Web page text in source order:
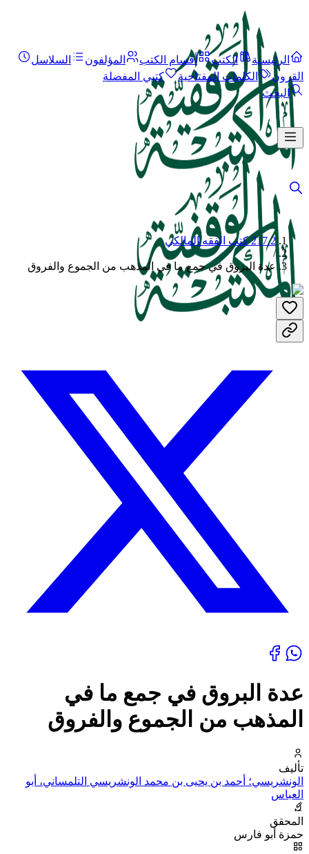
الرئيسية الكتب أقسام الكتب المؤلفون
السلاسل
القرون
الكلمات المفتاحية
كتبي المفضلة
البحث
217.2 كتب الفقه المالكي
/
عدة البروق في جمع ما في المذهب من الجموع والفروق
عدة البروق في جمع ما في
المذهب من الجموع والفروق
تأليف
الونشريسي؛ أحمد بن يحيى بن محمد الونشريسي التلمساني، أبو
العباس
المحقق
حمزة أبو فارس